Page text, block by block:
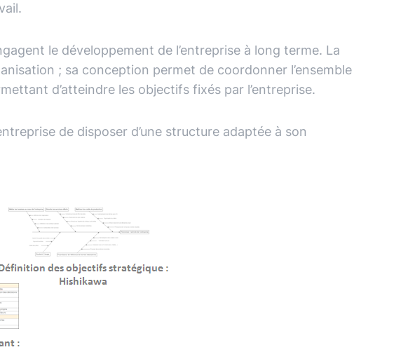
le développement de l’entreprise à long terme. La
; sa conception permet de coordonner l’ensemble
d’atteindre les objectifs fixés par l’entreprise.
de disposer d’une structure adaptée à son